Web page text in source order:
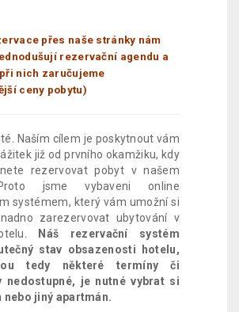
přes naše stránky nám
rezervační agendu a
nich zaručujeme
ceny pobytu)
Naším cílem je poskytnout vám
již od prvního okamžiku, kdy
rezervovat pobyt v našem
jsme vybaveni online
systémem, který vám umožní si
zarezervovat ubytování v
Náš rezervační systém
stav obsazenosti hotelu,
tedy některé termíny či
nedostupné, je nutné vybrat si
nebo jiný apartmán.